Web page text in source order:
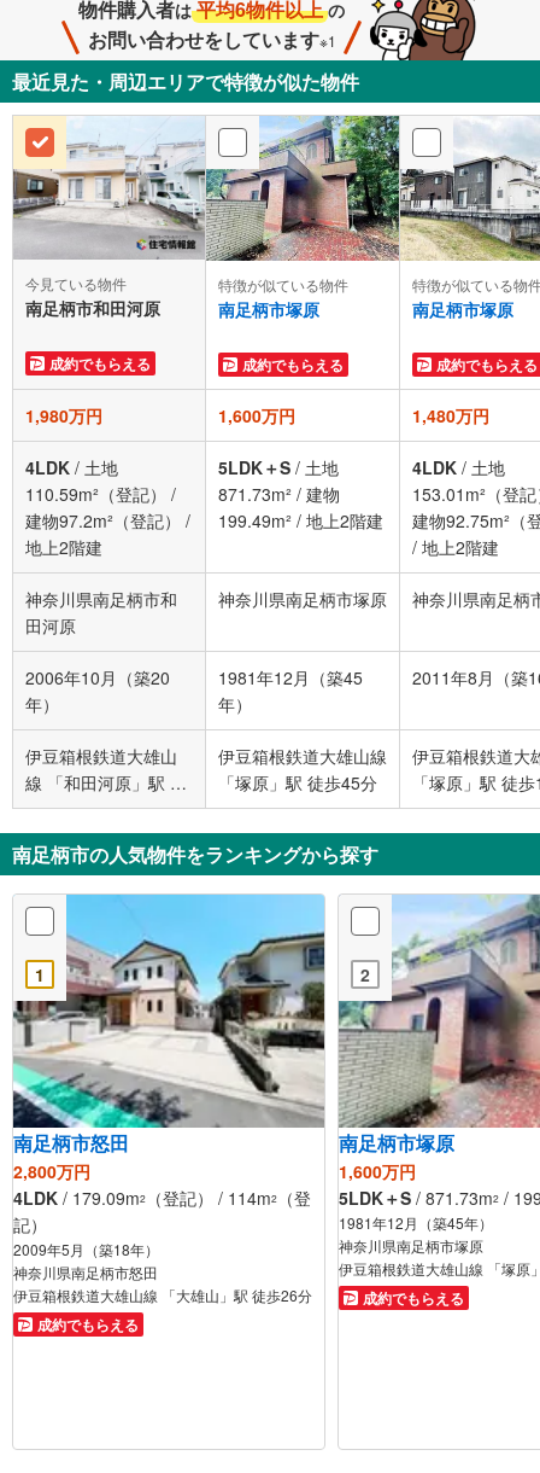
物件購入者は 平均6物件以上 の
お問い合わせをしています※1
最近見た・周辺エリアで特徴が似た物件
今見ている物件
南足柄市和田河原
成約でもらえる
特徴が似ている物件
南足柄市塚原
成約でもらえる
特徴が似ている物
南足柄市塚原
成約でもらえる
1,980万円 1,600万円 1,480万円
4LDK / 土地
110.59m²（登記）
/
建物97.2m²（登記）
/
地上2階建
5LDK＋S / 土地
871.73m² / 建物
199.49m² / 地上2階建
4LDK / 土地
153.01m²（登
建物92.75m²（
/ 地上2階建
神奈川県南足柄市和
田河原
神奈川県南足柄市塚原 神奈川県南足柄
2006年10月（築20
年）
1981年12月（築45
年）
2011年8月（築
伊豆箱根鉄道大雄山
線 「和田河原」駅 徒
歩7分
伊豆箱根鉄道大雄山線
「塚原」駅 徒歩45分
伊豆箱根鉄道大
「塚原」駅 徒
南足柄市の人気物件をランキングから探す
1
南足柄市怒田
2,800万円
4LDK / 179.09m2 （登記） / 114m2
（登
記）
2009年5月（築18年）
神奈川県南足柄市怒田
伊豆箱根鉄道大雄山線 「大雄山」駅 徒歩26分
成約でもらえる
2
南足柄市塚原
1,600万円
5LDK＋S / 871.73m2 /
1981年12月（築45年）
神奈川県南足柄市塚原
伊豆箱根鉄道大雄山線 「塚原
成約でもらえる